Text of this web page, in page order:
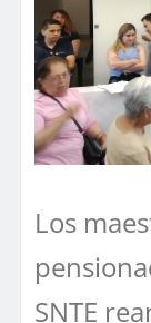
Los
SNTE